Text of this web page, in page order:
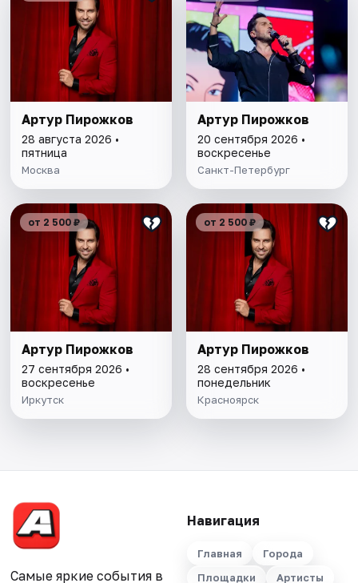
Артур Пирожков
28 августа 2026 •
пятница
Москва
Артур Пирожков
20 сентября 2026 •
воскресенье
Санкт-Петербург
от 2 500 ₽
Артур Пирожков
27 сентября 2026 •
воскресенье
Иркутск
от 2 500 ₽
Артур Пирожков
28 сентября 2026 •
понедельник
Красноярск
Самые яркие события в
Навигация
Главная
Города
Площадки
Артисты